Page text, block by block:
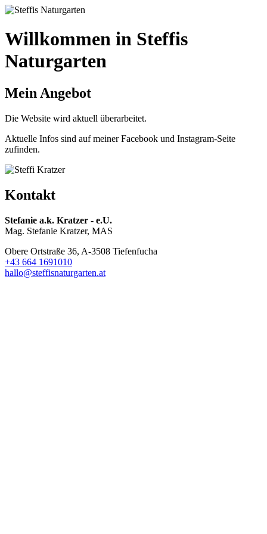
Willkommen in Steffis
Naturgarten
Mein Angebot
Die Website wird aktuell überarbeitet.
Aktuelle Infos sind auf meiner Facebook und Instagram-Seite
zufinden.
Kontakt
Stefanie a.k. Kratzer - e.U.
Mag. Stefanie Kratzer, MAS
Obere Ortstraße 36, A-3508 Tiefenfucha
+43 664 1691010
hallo@steffisnaturgarten.at